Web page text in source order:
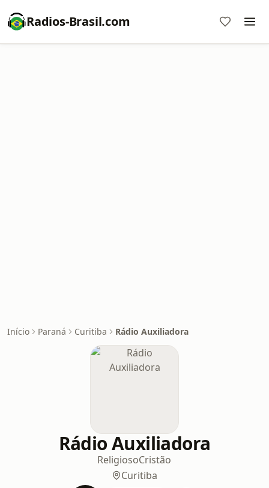
Radios-Brasil.com
Início Paraná Curitiba Rádio Auxiliadora
Rádio Auxiliadora
ReligiosoCristão
Curitiba